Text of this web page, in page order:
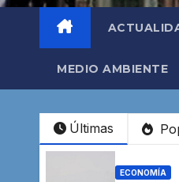
MEDIO AMBIENTE
Últimas
ECONOMÍA